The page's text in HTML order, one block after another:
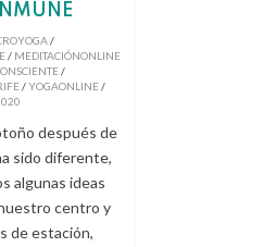
/
/ MEDITACIÓNONLINE
/
/YOGAONLINE/
después de
sido diferente,
algunas ideas
centro y
de estación,